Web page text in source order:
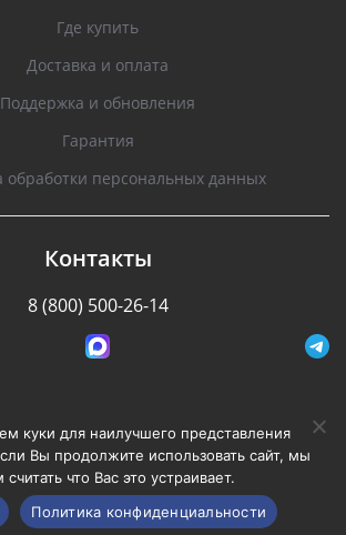
Где купить
Доставка и оплата
Поддержка и обновления
Гарантия
обработки персональных данных
Контакты
8 (800) 500-26-14
Разработано Stormcorp
2008-2020, Silverstone F1. Все права
защищены.
куки для наилучшего представления
Вы продолжите использовать сайт, мы
считать что Вас это устраивает.
Политика конфиденциальности